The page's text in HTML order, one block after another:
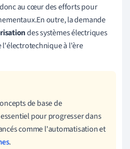
au cœur des efforts pour
outre, la demande
des systèmes électriques
à l'ère
de base de
pour progresser dans
comme l'automatisation et
.